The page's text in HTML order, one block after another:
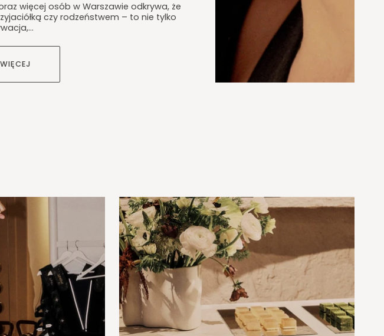
więcej osób w Warszawie odkrywa, że
czy rodzeństwem – to nie tylko